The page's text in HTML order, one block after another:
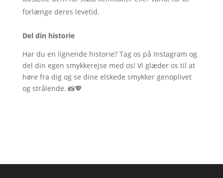
forlænge deres levetid.
Del din historie
Har du en lignende historie? Tag os på Instagram og
del din egen smykkerejse med os! Vi glæder os til at
høre fra dig og se dine elskede smykker genoplivet
og strålende. 📸💖